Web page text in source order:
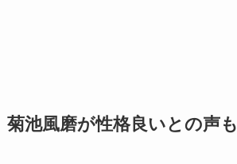
菊池風磨が性格良いとの声も